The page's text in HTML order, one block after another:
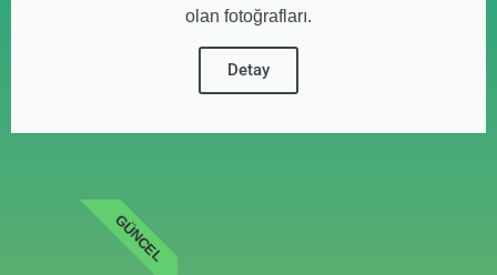
olan fotoğrafları.
Detay
GÜNCEL